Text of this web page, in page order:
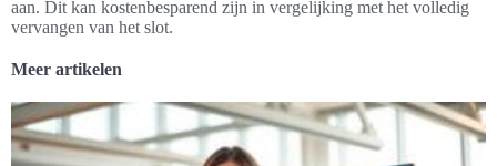
aan. Dit kan kostenbesparend zijn in vergelijking met het volledig
vervangen van het slot.
Meer artikelen